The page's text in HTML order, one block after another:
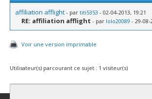
affiliation afflight - par titi5353 - 02-04-2013, 19:21
RE: affiliation afflight - par lolo20089 - 29-08-
Voir une version imprimable
Utilisateur(s) parcourant ce sujet : 1 visiteur(s)